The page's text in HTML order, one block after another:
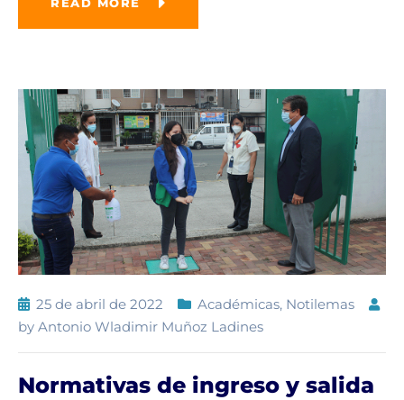
READ MORE
25 de abril de 2022 Académicas, Notilemas
by Antonio Wladimir Muñoz Ladines
Normativas de ingreso y salida